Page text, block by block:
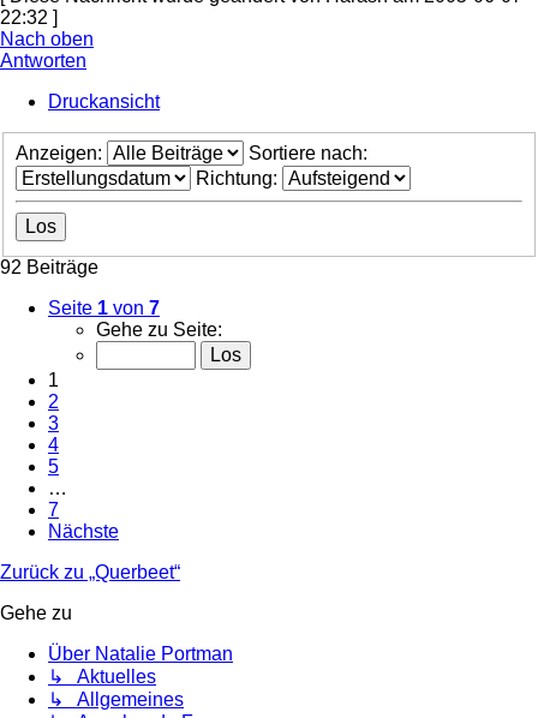
22:32 ]
Nach oben
Antworten
Druckansicht
Anzeigen:
Sortiere nach:
Richtung:
92 Beiträge
Seite 1 von 7
Gehe zu Seite:
1
2
3
4
5
…
7
Nächste
Zurück zu „Querbeet“
Gehe zu
Über Natalie Portman
↳ Aktuelles
↳ Allgemeines